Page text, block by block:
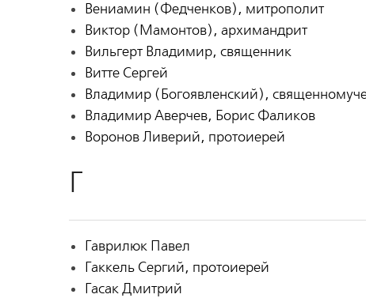
Вениамин (Федченков), митрополит
Виктор (Мамонтов), архимандрит
Вильгерт Владимир, священник
Витте Сергей
Владимир (Богоявленский),
Владимир Аверчев, Борис Фаликов
Воронов Ливерий, протоиерей
Г
Гаврилюк Павел
Гаккель Сергий, протоиерей
Гасак Дмитрий